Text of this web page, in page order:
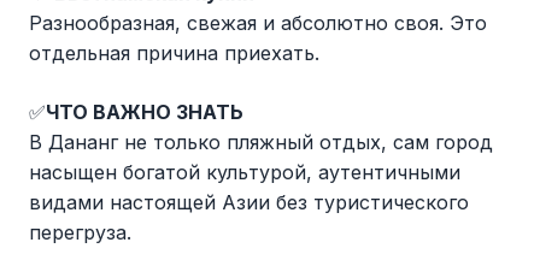
Разнообразная, свежая и абсолютно своя. Это
отдельная причина приехать.
✅ЧТО ВАЖНО ЗНАТЬ
В Дананг не только пляжный отдых, сам город
насыщен богатой культурой, аутентичными
видами настоящей Азии без туристического
перегруза.